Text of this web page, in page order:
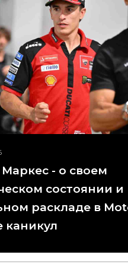
- о своем
состоянии и
раскладе в
каникул